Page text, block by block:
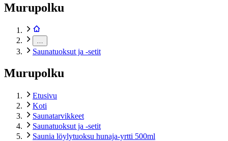
Murupolku
Saunatuoksut ja -setit
Murupolku
Etusivu
Koti
Saunatarvikkeet
Saunatuoksut ja -setit
Saunia löylytuoksu hunaja-yrtti 500ml